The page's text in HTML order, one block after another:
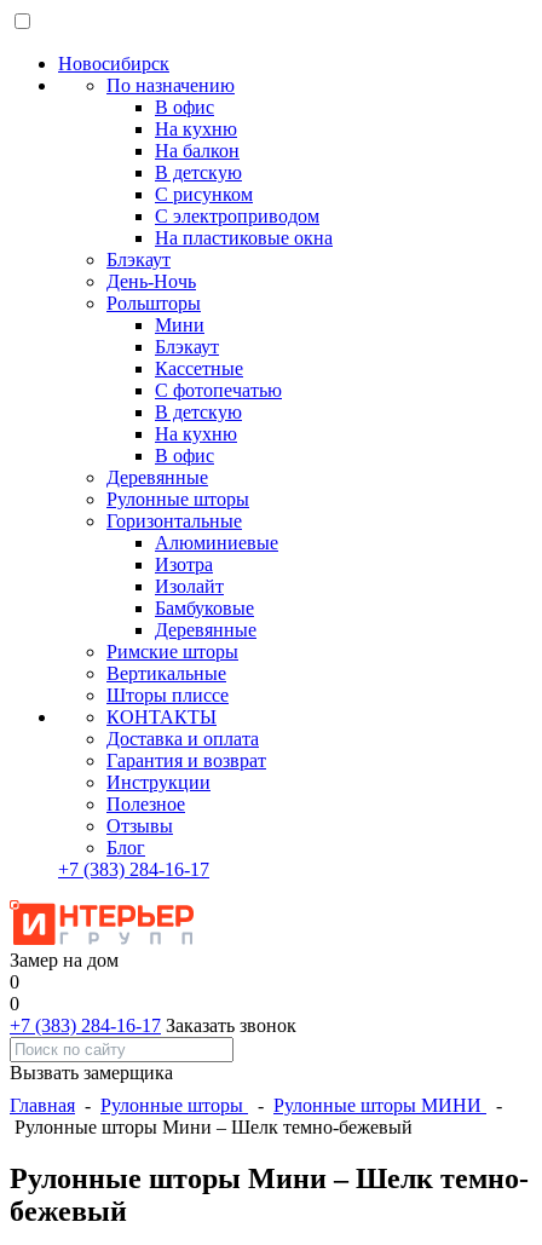
Новосибирск
По назначению
В офис
На кухню
На балкон
В детскую
С рисунком
С электроприводом
На пластиковые окна
Блэкаут
День-Ночь
Рольшторы
Мини
Блэкаут
Кассетные
С фотопечатью
В детскую
На кухню
В офис
Деревянные
Рулонные шторы
Горизонтальные
Алюминиевые
Изотра
Изолайт
Бамбуковые
Деревянные
Римские шторы
Вертикальные
Шторы плиссе
КОНТАКТЫ
Доставка и оплата
Гарантия и возврат
Инструкции
Полезное
Отзывы
Блог
+7 (383) 284-16-17
Замер на дом
0
0
+7 (383) 284-16-17 Заказать звонок
Вызвать замерщика
Главная - Рулонные шторы - Рулонные шторы МИНИ
-
Рулонные шторы Мини – Шелк темно-бежевый
Рулонные шторы Мини – Шелк темно-
бежевый